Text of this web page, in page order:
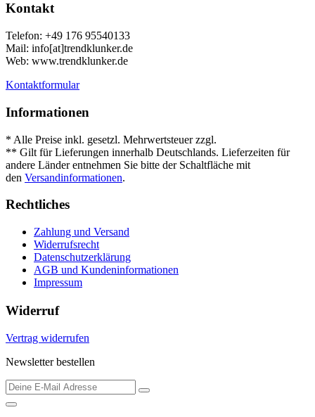
Kontakt
Telefon: +49 176 95540133
Mail: info[at]trendklunker.de
Web: www.trendklunker.de
Kontaktformular
Informationen
* Alle Preise inkl. gesetzl. Mehrwertsteuer zzgl.
** Gilt für Lieferungen innerhalb Deutschlands. Lieferzeiten für
andere Länder entnehmen Sie bitte der Schaltfläche mit
den Versandinformationen.
Rechtliches
Zahlung und Versand
Widerrufsrecht
Datenschutzerklärung
AGB und Kundeninformationen
Impressum
Widerruf
Vertrag widerrufen
Newsletter bestellen